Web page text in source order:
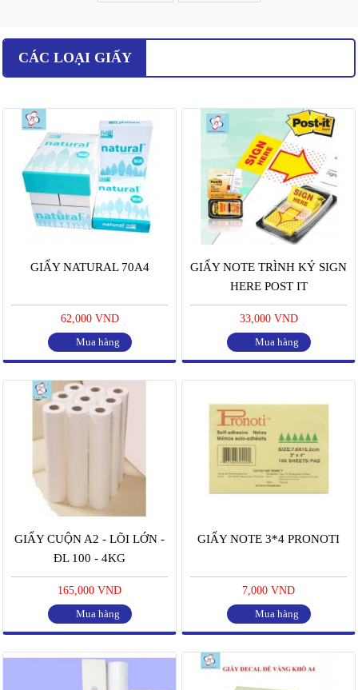
CÁC LOẠI GIẤY
GIẤY NATURAL 70A4
62,000 VND
Mua hàng
GIẤY NOTE TRÌNH KÝ SIGN
HERE POST IT
33,000 VND
Mua hàng
GIẤY CUỘN A2 - LÕI LỚN -
ĐL 100 - 4KG
165,000 VND
Mua hàng
GIẤY NOTE 3*4 PRONOTI
7,000 VND
Mua hàng